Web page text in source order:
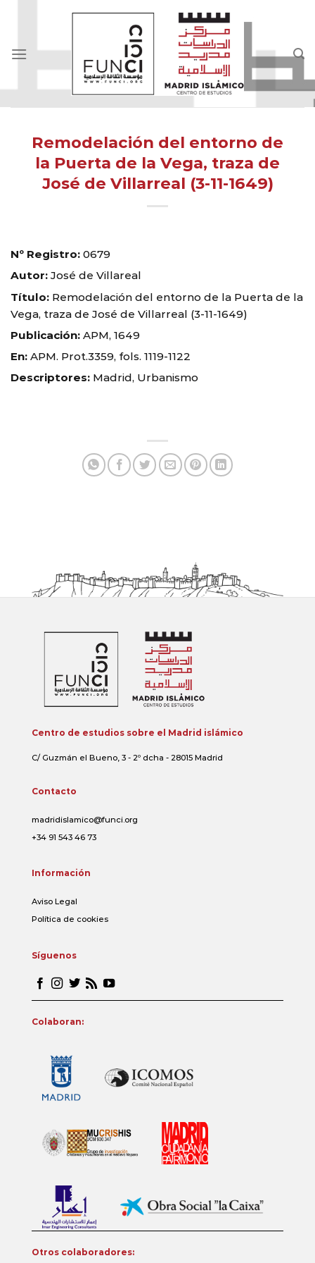
Remodelación del entorno de
la Puerta de la Vega, traza de
José de Villarreal (3-11-1649)
Nº Registro: 0679
Autor: José de Villareal
Título: Remodelación del entorno de la Puerta de la
Vega, traza de José de Villarreal (3-11-1649)
Publicación: APM, 1649
En: APM. Prot.3359, fols. 1119-1122
Descriptores: Madrid, Urbanismo
Centro de estudios sobre el Madrid islámico
C/ Guzmán el Bueno, 3 - 2º dcha - 28015 Madrid
Contacto
madridislamico@funci.org
+34 91 543 46 73
Información
Aviso Legal
Política de cookies
Síguenos
Colaboran:
Otros colaboradores: